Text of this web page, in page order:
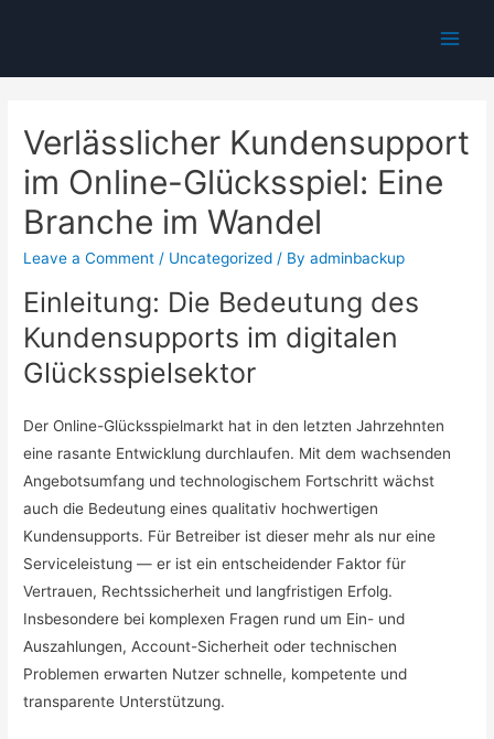
Verlässlicher Kundensupport
im Online-Glücksspiel: Eine
Branche im Wandel
Leave a Comment / Uncategorized / Byadminbackup
Einleitung: Die Bedeutung des
Kundensupports im digitalen
Glücksspielsektor
Der Online-Glücksspielmarkt hat in den letzten Jahrzehnten
eine rasante Entwicklung durchlaufen. Mit dem wachsenden
Angebotsumfang und technologischem Fortschritt wächst
auch die Bedeutung eines qualitativ hochwertigen
Kundensupports. Für Betreiber ist dieser mehr als nur eine
Serviceleistung — er ist ein entscheidender Faktor für
Vertrauen, Rechtssicherheit und langfristigen Erfolg.
Insbesondere bei komplexen Fragen rund um Ein- und
Auszahlungen, Account-Sicherheit oder technischen
Problemen erwarten Nutzer schnelle, kompetente und
transparente Unterstützung.